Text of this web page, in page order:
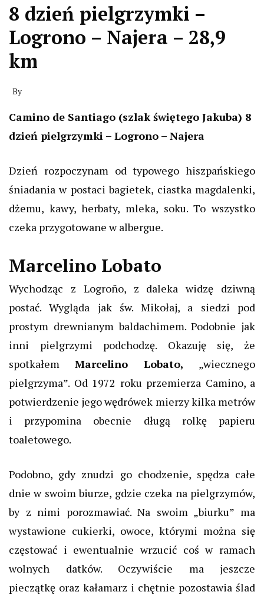
8 dzień pielgrzymki –
Logrono – Najera – 28,9
km
By
Camino de Santiago (szlak świętego Jakuba) 8
dzień pielgrzymki – Logrono – Najera
Dzień rozpoczynam od typowego hiszpańskiego
śniadania w postaci bagietek, ciastka magdalenki,
dżemu, kawy, herbaty, mleka, soku. To wszystko
czeka przygotowane w albergue.
Marcelino Lobato
Wychodząc z Logroño, z daleka widzę dziwną
postać. Wygląda jak św. Mikołaj, a siedzi pod
prostym drewnianym baldachimem. Podobnie jak
inni pielgrzymi podchodzę. Okazuję się, że
spotkałem Marcelino Lobato, „wiecznego
pielgrzyma”. Od 1972 roku przemierza Camino, a
potwierdzenie jego wędrówek mierzy kilka metrów
i przypomina obecnie długą rolkę papieru
toaletowego.
Podobno, gdyznudzi go chodzenie, spędza całe
dnie w swoim biurze, gdzie czeka na pielgrzymów,
byz nimi porozmawiać. Na swoim „biurku” ma
wystawione cukierki, owoce, którymi można się
częstować i ewentualnie wrzucić coś w ramach
wolnych datków.
Oczywiście ma jeszcze
pieczątkę oraz kałamarz i chętnie pozostawia ślad